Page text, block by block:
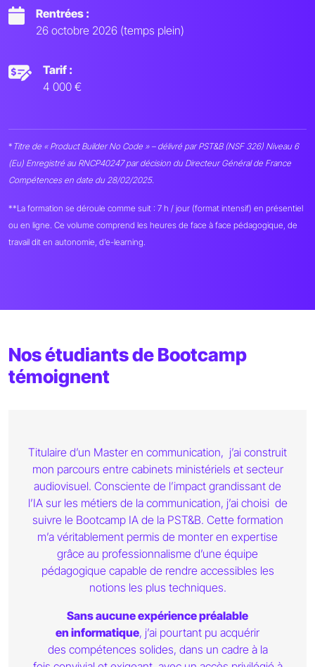
Rentrées :
26 octobre 2026 (temps plein)
Tarif :
4 000 €
* Titre de « Product Builder No Code » – délivré par PST&B (NSF 326) Niveau 6
(Eu) Enregistré au RNCP40247 par décision du Directeur Général de France
Compétences en date du 28/02/2025.
**La formation se déroule comme suit : 7 h / jour (format intensif) en présentiel
ou en ligne. Ce volume comprend les heures de face à face pédagogique, de
travail dit en autonomie, d’e-learning.
Nos étudiants de Bootcamp
témoignent
Titulaire d’un Master en communication, j’ai construit
mon parcours entre cabinets ministériels et secteur
audiovisuel. Consciente de l’impact grandissant de
l’IA sur les métiers de la communication, j’ai choisi de
suivre le Bootcamp IA de la PST&B. Cette formation
m’a véritablement permis de monter en expertise
grâce au professionnalisme d’une équipe
pédagogique capable de rendre accessibles les
notions les plus techniques.
Sans aucune expérience préalable
en informatique, j’ai pourtant pu acquérir
des compétences solides, dans un cadre à la